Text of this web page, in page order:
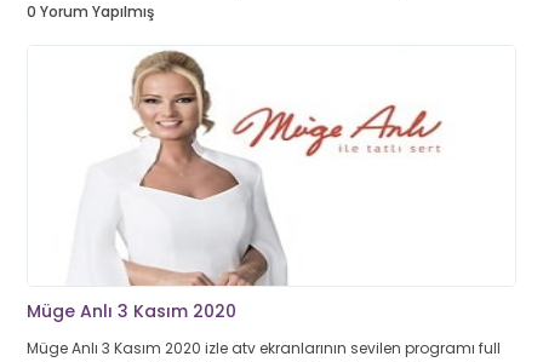
0 Yorum Yapılmış
Müge Anlı 3 Kasım 2020
Müge Anlı 3 Kasım 2020 izle atv ekranlarının sevilen programı full